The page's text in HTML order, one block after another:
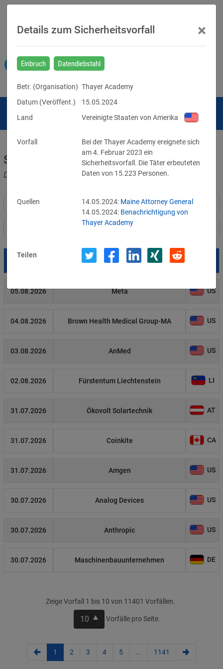
Sicherheitsvorfälle
Datenpannen, Cyber-Angriffe und Schwachstellen
Länderauswahl
Betroffene
05.08.2026 Meta US
04.08.2026 Brown Health Medical Group-MA US
03.08.2026 AnMed US
02.08.2026 Fürstentum Liechtenstein LI
31.07.2026 Ökovolt Solartechnik AT
31.07.2026 Coinkite CA
31.07.2026 Amgen US
30.07.2026 Analog Devices US
30.07.2026 Anthropic US
30.07.2026 Maschinenbauunternehmen DE
Zeige Vorfall 1 bis 10 von 11401 Vorfällen.
10 Vorfälle pro Seite.
1 2 3 4 5 ... 1141
Details zum Sicherheitsvorfall ×
Einbruch Datendiebstahl
Betr. (Organisation) Thayer Academy
Datum (Veröffent.)
15.05.2024
Land
Vereinigte Staaten von Amerika
Vorfall
Bei der Thayer Academy ereignete sich
am 4. Februar 2023 ein
Sicherheitsvorfall. Die Täter erbeuteten
Daten von 15.223 Personen.
Quellen 14.05.2024: Maine Attorney General
14.05.2024: Benachrichtigung von
Thayer Academy
Teilen